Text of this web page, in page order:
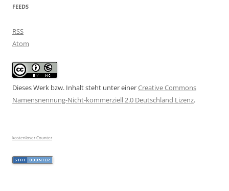
FEEDS
RSS
Atom
Dieses Werk bzw. Inhalt steht unter einerCreative Commons
Namensnennung-Nicht-kommerziell 2.0 Deutschland Lizenz.
kostenloser Counter